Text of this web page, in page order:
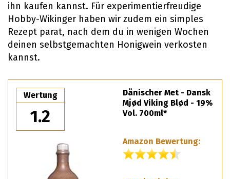
ihn kaufen kannst. Für experimentierfreudige
Hobby-Wikinger haben wir zudem ein simples
Rezept parat, nach dem du in wenigen Wochen
deinen selbstgemachten Honigwein verkosten
kannst.
Wertung
1.2
Dänischer Met - Dansk
Mjød Viking Blød - 19%
Vol. 700ml*
Amazon Bewertung: